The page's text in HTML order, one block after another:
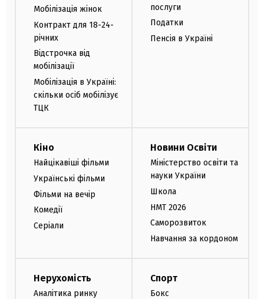
Мобілізація жінок
Контракт для 18-24-
річних
Відстрочка від
мобілізації
Мобілізація в Україні:
скільки осіб мобілізує
ТЦК
послуги
Податки
Пенсія в Україні
Кіно
Найцікавіші фільми
Українські фільми
Фільми на вечір
Комедії
Серіали
Новини Освіти
Міністерство освіти та
науки України
Школа
НМТ 2026
Саморозвиток
Навчання за кордоном
Нерухомість
Аналітика ринку
Спорт
Бокс